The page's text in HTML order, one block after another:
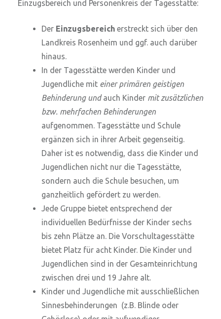
Einzugsbereich und Personenkreis der Tagesstätte:
Der Einzugsbereicherstreckt sich über den
Landkreis Rosenheim und ggf. auch darüber
hinaus.
In der Tagesstätte werden Kinder und
Jugendliche mit einer primären geistigen
Behinderung undauch Kinder mit zusätzlichen
bzw. mehrfachen Behinderungen
aufgenommen. Tagesstätte und Schule
ergänzen sich in ihrer Arbeit gegenseitig.
Daher ist es notwendig, dass die Kinder und
Jugendlichen nicht nur die Tagesstätte,
sondern auch die Schule besuchen, um
ganzheitlich gefördert zu werden.
Jede Gruppe bietet entsprechend der
individuellen Bedürfnisse der Kinder sechs
bis zehn Plätze an. Die Vorschultagesstätte
bietet Platz für acht Kinder. Die Kinder und
Jugendlichen sind in der Gesamteinrichtung
zwischen drei und 19 Jahre alt.
Kinder und Jugendliche mit ausschließlichen
Sinnesbehinderungen (z.B. Blinde oder